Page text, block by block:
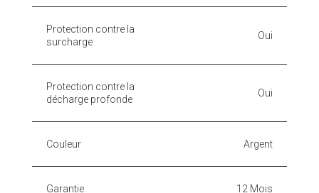
Protection contre la
surcharge
Oui
Protection contre la
décharge profonde
Oui
Couleur Argent
Garantie 12 Mois